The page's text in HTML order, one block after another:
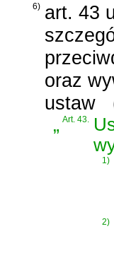
6) art. 43
oraz
ustaw
„Art. 43.
1)
2)